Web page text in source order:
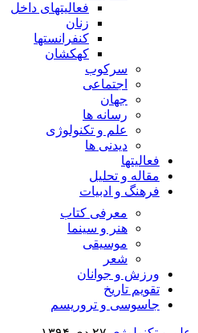
فعالیتهای داخل
زنان
کنفرانستها
کهکشان
سرکوب
اجتماعی
جهان
رسانه ها
علم و تکنولوژی
دیدنی ها
فعالیتها
مقاله و تحلیل
فرهنگ و ادبیات
معرفی کتاب
هنر و سینما
موسیقی
شعر
ورزش و جوانان
تقویم تاريخ
جاسوسی و تروریسم